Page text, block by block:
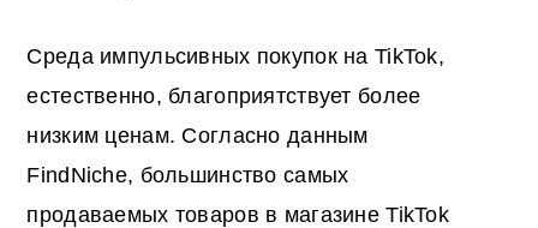
Среда импульсивных покупок на TikTok,
естественно, благоприятствует более
низким ценам. Согласно данным
FindNiche, большинство самых
продаваемых товаров в магазине TikTok